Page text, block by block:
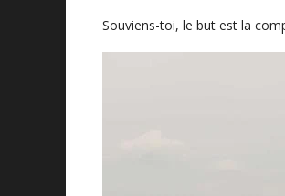
Souviens-toi, le but est la